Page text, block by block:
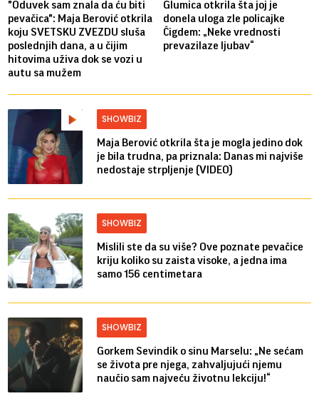
"Oduvek sam znala da ću biti
pevačica": Maja Berović otkrila
koju SVETSKU ZVEZDU sluša
poslednjih dana, a u čijim
hitovima uživa dok se vozi u
autu sa mužem
Glumica otkrila šta joj je
donela uloga zle policajke
Čigdem: „Neke vrednosti
prevazilaze ljubav“
SHOWBIZ
Maja Berović otkrila šta je mogla jedino dok
je bila trudna, pa priznala: Danas mi najviše
nedostaje strpljenje (VIDEO)
SHOWBIZ
Mislili ste da su više? Ove poznate pevačice
kriju koliko su zaista visoke, a jedna ima
samo 156 centimetara
SHOWBIZ
Gorkem Sevindik o sinu Marselu: „Ne sećam
se života pre njega, zahvaljujući njemu
naučio sam najveću životnu lekciju!“